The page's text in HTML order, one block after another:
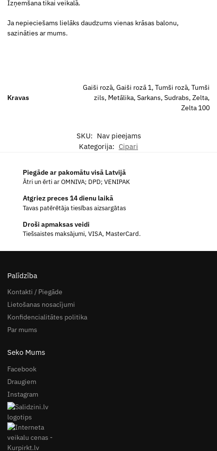
Izņemšana tikai veikalā.
Ja nepieciešams lielāks daudzums vienas krāsas balonu,
sazināties ar mums.
Kravas
Gaiši rozā, Gaiši rozā 1, Tumši rozā, Tumši
zils, Metālika, Sarkans, Sudrabs, Zelta,
Zelta 100
SKU: Nav pieejams
Kategorija: Cipari
Piegāde ar pakomātu visā Latvijā
Ātri un ērti ar OMNIVA; DPD; VENIPAK
Atgriez preces 14 dienu laikā
Tavas patērētāja tiesības aizsargātas
Droši apmaksas veidi
Tiešsaistes maksājumi, VISA, MasterCard.
Palīdzība
Kontakti / Piegāde
Lietošanas nosacījumi
Konfidencialitātes politika
Par mums
Seko Mums
Facebook
Draugiem
Instagram